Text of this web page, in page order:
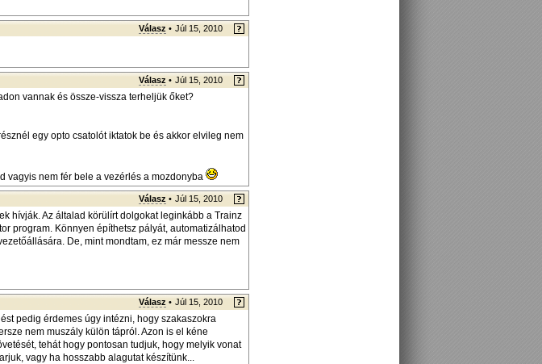
Válasz • Júl 15, 2010
Válasz • Júl 15, 2010
vannak és össze-vissza terheljük őket?
egy opto csatolót iktatok be és akkor elvileg nem
vagyis nem fér bele a vezérlés a mozdonyba
Válasz • Júl 15, 2010
hívják. Az általad körülírt dolgokat leginkább a Trainz
program. Könnyen építhetsz pályát, automatizálhatod
De, mint mondtam, ez már messze nem
Válasz • Júl 15, 2010
pedig érdemes úgy intézni, hogy szakaszokra
nem muszály külön tápról. Azon is el kéne
tehát hogy pontosan tudjuk, hogy melyik vonat
vagy ha hosszabb alagutat készítünk...